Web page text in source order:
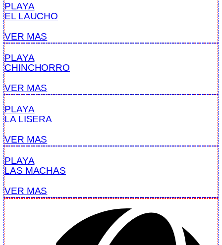
PLAYA
EL LAUCHO
VER MAS
PLAYA
CHINCHORRO
VER MAS
PLAYA
LA LISERA
VER MAS
PLAYA
LAS MACHAS
VER MAS